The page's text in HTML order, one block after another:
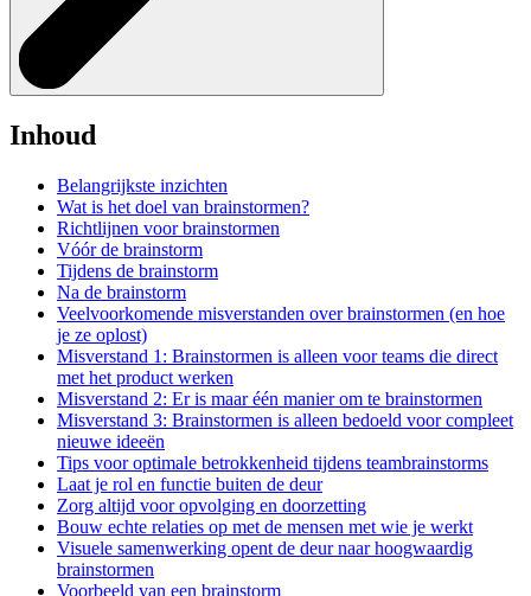
Inhoud
Belangrijkste inzichten
Wat is het doel van brainstormen?
Richtlijnen voor brainstormen
Vóór de brainstorm
Tijdens de brainstorm
Na de brainstorm
Veelvoorkomende misverstanden over brainstormen (en hoe
je ze oplost)
Misverstand 1: Brainstormen is alleen voor teams die direct
met het product werken
Misverstand 2: Er is maar één manier om te brainstormen
Misverstand 3: Brainstormen is alleen bedoeld voor compleet
nieuwe ideeën
Tips voor optimale betrokkenheid tijdens teambrainstorms
Laat je rol en functie buiten de deur
Zorg altijd voor opvolging en doorzetting
Bouw echte relaties op met de mensen met wie je werkt
Visuele samenwerking opent de deur naar hoogwaardig
brainstormen
Voorbeeld van een brainstorm